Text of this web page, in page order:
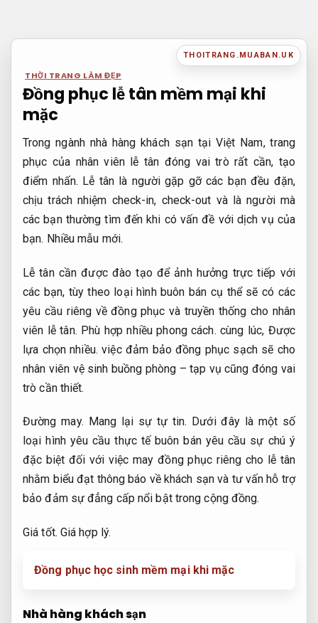
nội
THOITRANG.MUABAN.UK
THỜI TRANG LÀM ĐẸP
Đồng phục lễ tân mềm mại khi
mặc
Trong ngành nhà hàng khách sạn tại Việt Nam, trang
phục của nhân viên lễ tân đóng vai trò rất cần, tạo
điểm nhấn. Lễ tân là người gặp gỡ các bạn đều đặn,
chịu trách nhiệm check-in, check-out và là người mà
các bạn thường tìm đến khi có vấn đề với dịch vụ của
bạn. Nhiều mẫu mới.
Lễ tân cần được đào tạo để ảnh hưởng trực tiếp với
các bạn, tùy theo loại hình buôn bán cụ thể sẽ có các
yêu cầu riêng về đồng phục và truyền thống cho nhân
viên lễ tân. Phù hợp nhiều phong cách. cùng lúc, Được
lựa chọn nhiều. việc đảm bảo đồng phục sạch sẽ cho
nhân viên vệ sinh buồng phòng – tạp vụ cũng đóng vai
trò cần thiết.
Đường may. Mang lại sự tự tin. Dưới đây là một số
loại hình yêu cầu thực tế buôn bán yêu cầu sự chú ý
đặc biệt đối với việc may đồng phục riêng cho lễ tân
nhằm biểu đạt thông báo về khách sạn và tư vấn hỗ trợ
bảo đảm sự đẳng cấp nổi bật trong cộng đồng.
Giá tốt. Giá hợp lý.
Đồng phục học sinh mềm mại khi mặc
Nhà hàng khách sạn